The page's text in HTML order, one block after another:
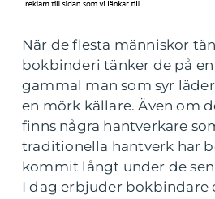
När de flesta människor
bokbinderi tänker de på
gammal man som syr
en mörk källare. Även om
finns några hantverkare
traditionella hantverk har
kommit långt under de
I dag erbjuder